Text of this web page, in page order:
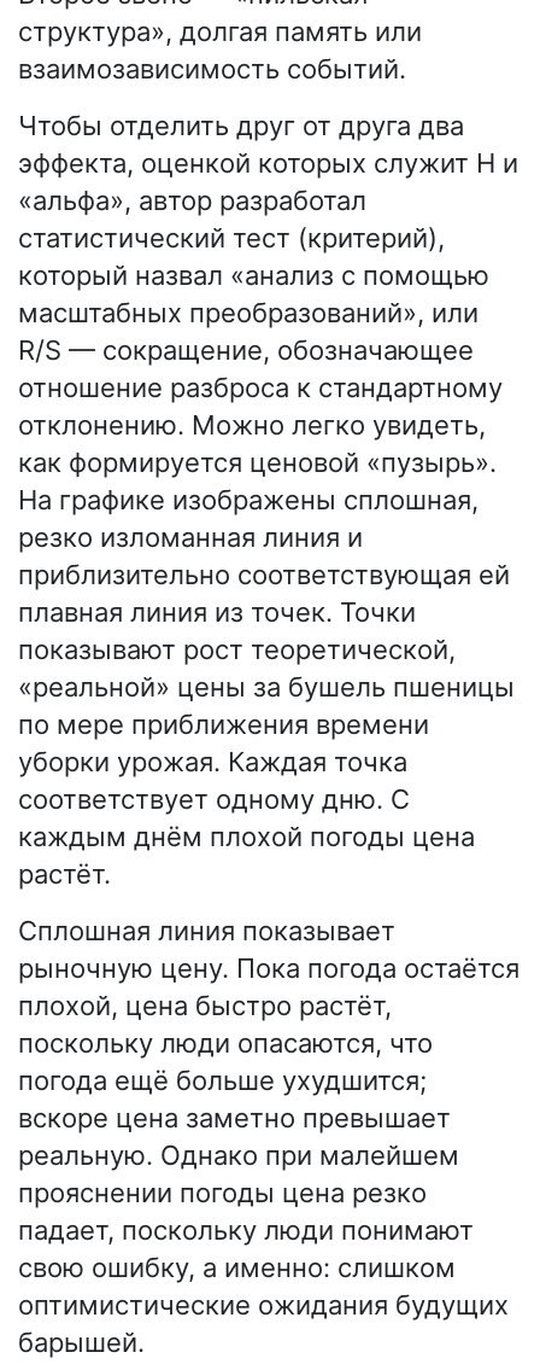
структура», долгая память или
взаимозависимость событий.
Чтобы отделить друг от друга два
эффекта, оценкой которых служит Н и
«альфа», автор разработал
статистический тест (критерий),
который назвал «анализ с помощью
масштабных преобразований», или
R/S — сокращение, обозначающее
отношение разброса к стандартному
отклонению. Можно легко увидеть,
как формируется ценовой «пузырь».
На графике изображены сплошная,
резко изломанная линия и
приблизительно соответствующая ей
плавная линия из точек. Точки
показывают рост теоретической,
«реальной» цены за бушель пшеницы
по мере приближения времени
уборки урожая. Каждая точка
соответствует одному дню. С
каждым днём плохой погоды цена
растёт.
Сплошная линия показывает
рыночную цену. Пока погода остаётся
плохой, цена быстро растёт,
поскольку люди опасаются, что
погода ещё больше ухудшится;
вскоре цена заметно превышает
реальную. Однако при малейшем
прояснении погоды цена резко
падает, поскольку люди понимают
свою ошибку, а именно: слишком
оптимистические ожидания будущих
барышей.